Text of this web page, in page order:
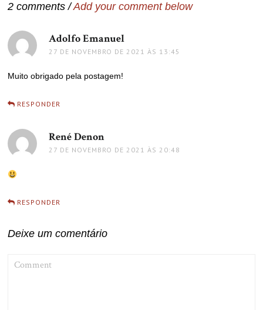
2 comments /Add your comment below
Adolfo Emanuel
27 DE NOVEMBRO DE 2021 ÀS 13:45
Muito obrigado pela postagem!
RESPONDER
René Denon
27 DE NOVEMBRO DE 2021 ÀS 20:48
RESPONDER
Deixe um comentário